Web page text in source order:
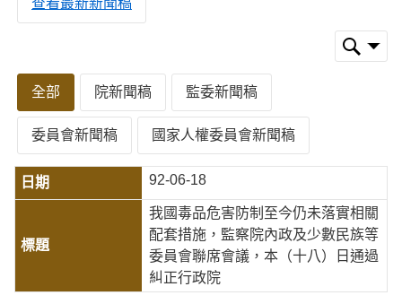
查看最新新聞稿
全部 院新聞稿 監委新聞稿
委員會新聞稿 國家人權委員會新聞稿
92-06-18
我國毒品危害防制至今仍未落實相關
配套措施，監察院內政及少數民族等
委員會聯席會議，本（十八）日通過
糾正行政院